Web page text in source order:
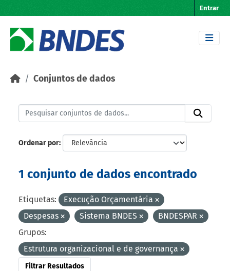
Entrar
Conjuntos de dados
Ordenar por
1 conjunto de dados encontrado
Etiquetas:
Execução Orçamentária
Despesas
Sistema BNDES
BNDESPAR
Grupos:
Estrutura organizacional e de governança
Filtrar Resultados